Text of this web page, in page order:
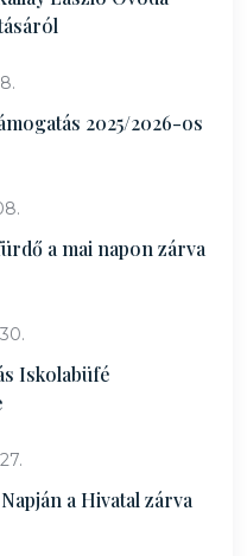
2025/2026-os
a mai napon zárva
Iskolabüfé
a Hivatal zárva